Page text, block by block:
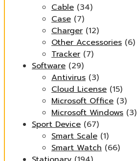
Cable (34)
Case (7)
Charger (12)
Other Accessories (6)
Tracker (7)
Software (29)
Antivirus (3)
Cloud License (15)
Microsoft Office (3)
Microsoft Windows (3)
Sport Device (67)
Smart Scale (1)
Smart Watch (66)